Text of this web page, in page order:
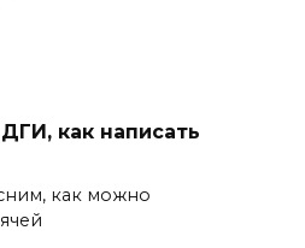
как написать
как можно